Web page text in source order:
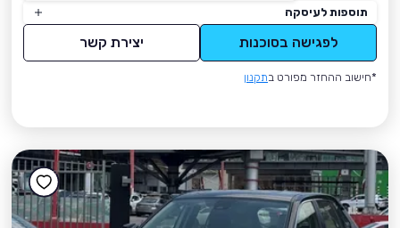
תוספות לעיסקה
לפגישה בסוכנות יצירת קשר
*חישוב ההחזר מפורט בתקנון